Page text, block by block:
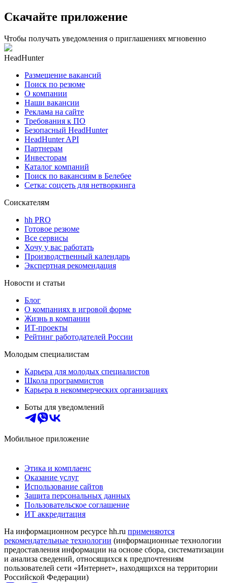
Скачайте приложение
Чтобы получать уведомления о приглашениях мгновенно
HeadHunter
Размещение вакансий
Поиск по резюме
О компании
Наши вакансии
Реклама на сайте
Требования к ПО
Безопасный HeadHunter
HeadHunter API
Партнерам
Инвесторам
Каталог компаний
Поиск по вакансиям в Белебее
Сетка: соцсеть для нетворкинга
Соискателям
hh PRO
Готовое резюме
Все сервисы
Хочу у вас работать
Производственный календарь
Экспертная рекомендация
Новости и статьи
Блог
О компаниях в игровой форме
Жизнь в компании
ИТ-проекты
Рейтинг работодателей России
Молодым специалистам
Карьера для молодых специалистов
Школа программистов
Карьера в некоммерческих организациях
Боты для уведомлений
Мобильное приложение
Этика и комплаенс
Оказание услуг
Использование сайтов
Защита персональных данных
Пользовательское соглашение
ИТ аккредитация
На информационном ресурсе hh.ru применяются
рекомендательные технологии (информационные технологии
предоставления информации на основе сбора, систематизации
и анализа сведений, относящихся к предпочтениям
пользователей сети «Интернет», находящихся на территории
Российской Федерации)